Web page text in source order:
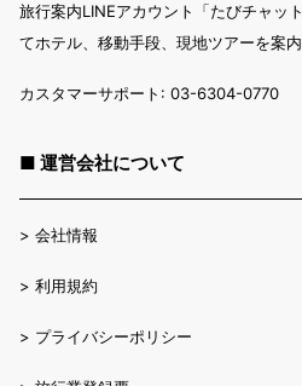
旅行案内LINEアカウント「たびチャッ
てホテル、移動手段、現地ツアーを案内
カスタマーサポート: 03-6304-0770
■ 運営会社について
> 会社情報
> 利用規約
> プライバシーポリシー